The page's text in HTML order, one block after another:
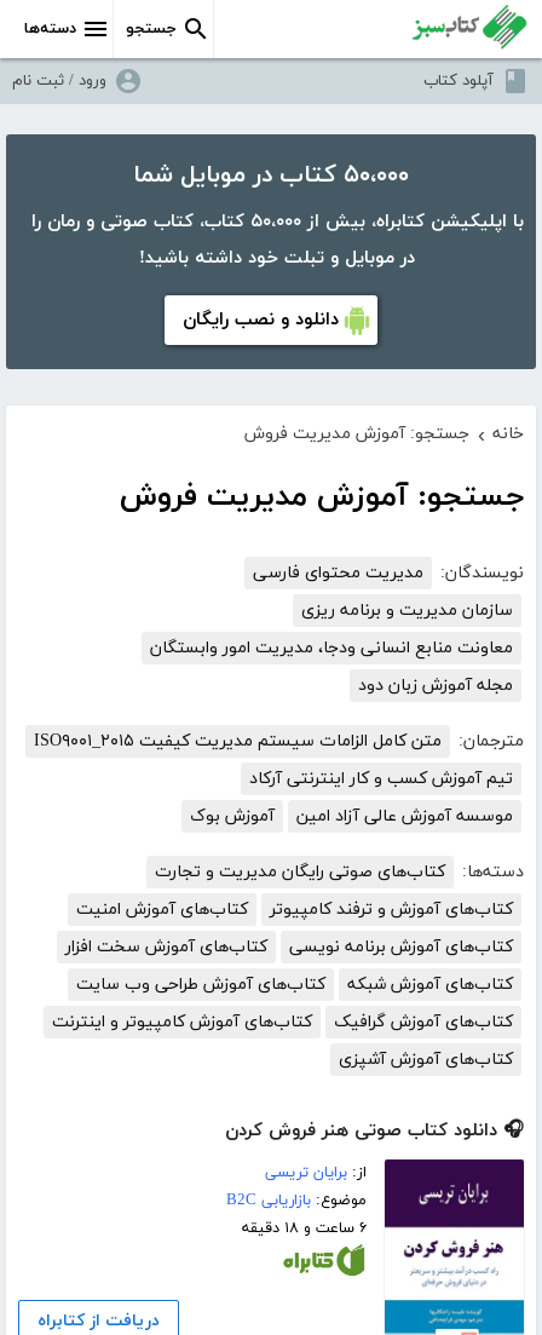
دسته‌ها جستجو
آپلود کتاب ورود / ثبت نام
۵۰،۰۰۰ کتاب در موبایل شما
با اپلیکیشن کتابراه، بیش از ۵۰،۰۰۰ کتاب، کتاب صوتی و رمان را
در موبایل و تبلت خود داشته باشید!
دانلود و نصب رایگان
خانه › جستجو: آموزش مدیریت فروش
جستجو: آموزش مدیریت فروش
نویسندگان:
مدیریت محتوای فارسی
سازمان مدیریت و برنامه ریزی
معاونت منابع انسانی ودجا، مدیریت امور وابستگان
مجله آموزش زبان دود
مترجمان:
متن کامل الزامات سیستم مدیریت کیفیت ISO۹۰۰۱_۲۰۱۵
تیم آموزش کسب و کار اینترنتی آرکاد
موسسه آموزش عالی آزاد امین
آموزش بوک
دسته‌ها:
کتاب‌های صوتی رایگان مدیریت و تجارت
کتاب‌های آموزش و ترفند کامپیوتر
کتاب‌های آموزش امنیت
کتاب‌های آموزش برنامه نویسی
کتاب‌های آموزش سخت افزار
کتاب‌های آموزش شبکه
کتاب‌های آموزش طراحی وب سایت
کتاب‌های آموزش گرافیک
کتاب‌های آموزش کامپیوتر و اینترنت
کتاب‌های آموزش آشپزی
🎧 دانلود کتاب صوتی هنر فروش کردن
از:برایان تریسی
موضوع:بازاریابی B2C
۶ ساعت و ۱۸ دقیقه
دریافت از کتابراه